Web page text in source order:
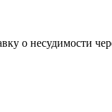
о несудимости